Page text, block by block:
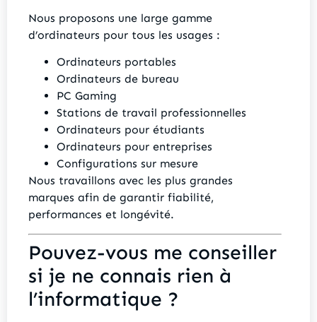
Nous proposons une large gamme
d’ordinateurs pour tous les usages :
Ordinateurs portables
Ordinateurs de bureau
PC Gaming
Stations de travail professionnelles
Ordinateurs pour étudiants
Ordinateurs pour entreprises
Configurations sur mesure
Nous travaillons avec les plus grandes
marques afin de garantir fiabilité,
performances et longévité.
Pouvez-vous me conseiller
si je ne connais rien à
l’informatique ?